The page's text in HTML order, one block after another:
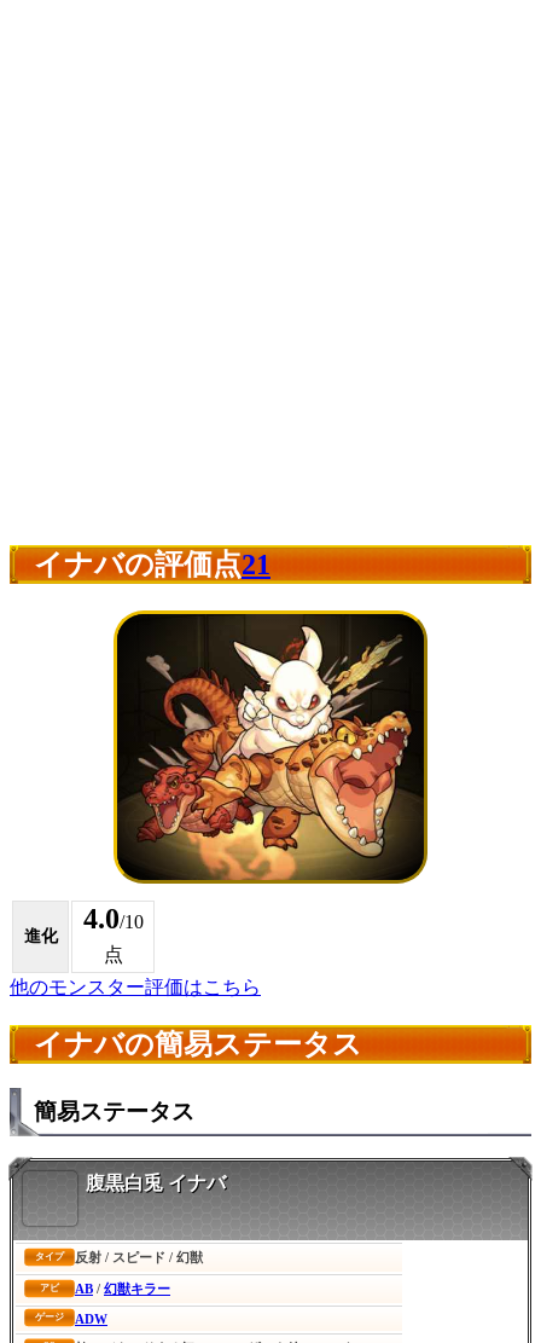
イナバの評価点21
進化
4.0/10
点
他のモンスター評価はこちら
イナバの簡易ステータス
簡易ステータス
腹黒白兎 イナバ
タイプ 反射 / スピード / 幻獣
アビ AB / 幻獣キラー
ゲージ ADW